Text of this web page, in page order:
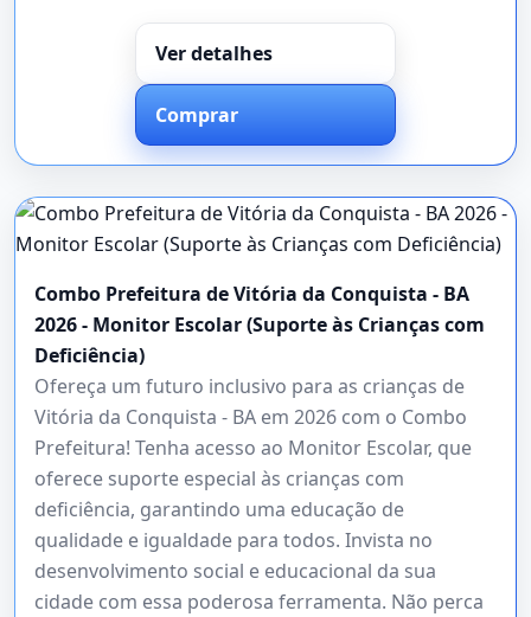
Ver detalhes
Comprar
Combo Prefeitura de Vitória da Conquista - BA
2026 - Monitor Escolar (Suporte às Crianças com
Deficiência)
Ofereça um futuro inclusivo para as crianças de
Vitória da Conquista - BA em 2026 com o Combo
Prefeitura! Tenha acesso ao Monitor Escolar, que
oferece suporte especial às crianças com
deficiência, garantindo uma educação de
qualidade e igualdade para todos. Invista no
desenvolvimento social e educacional da sua
cidade com essa poderosa ferramenta. Não perca